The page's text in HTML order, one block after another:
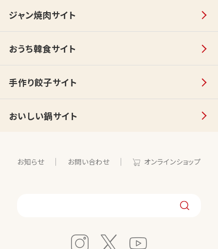
ジャン焼肉サイト
おうち韓食サイト
手作り餃子サイト
おいしい鍋サイト
お知らせ お問い合わせ オンラインショップ